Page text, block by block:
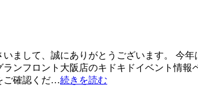
まして、誠にありがとうございます。 今
ンフロント大阪店のキドキドイベント情
ご確認くだ…続きを読む